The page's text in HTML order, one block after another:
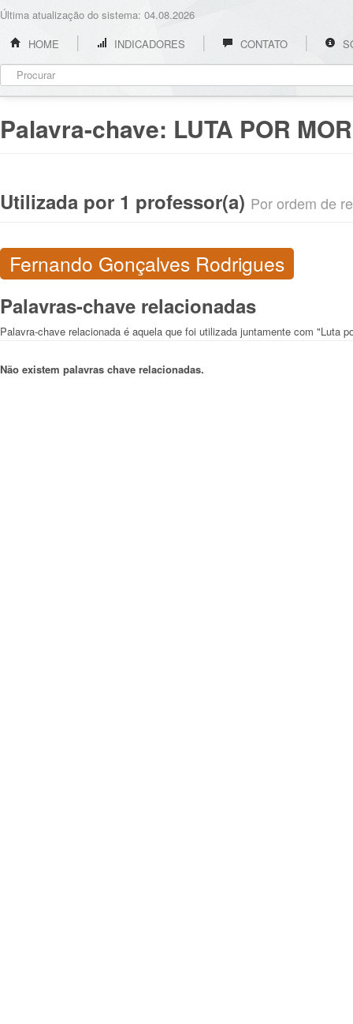
Última atualização do sistema: 04.08.2026
HOME
INDICADORES CONTATO
Palavra-chave: LUTA POR
Utilizada por 1 professor(a) Por ordem de
Fernando Gonçalves Rodrigues
Palavras-chave relacionadas
Palavra-chave relacionada é aquela que foi utilizada juntamente com "Luta
Não existem palavras chave relacionadas.